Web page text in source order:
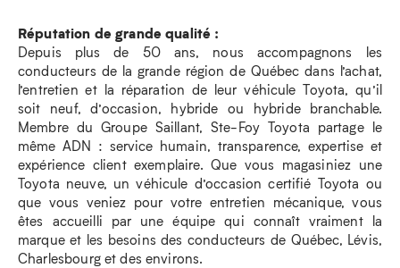
Réputation de grande qualité :
Depuis plus de 50 ans, nous accompagnons les
conducteurs de la grande région de Québec dans l’achat,
l’entretien et la réparation de leur véhicule Toyota, qu’il
soit neuf, d’occasion, hybride ou hybride branchable.
Membre du Groupe Saillant, Ste-Foy Toyota partage le
même ADN : service humain, transparence, expertise et
expérience client exemplaire. Que vous magasiniez une
Toyota neuve, un véhicule d’occasion certifié Toyota ou
que vous veniez pour votre entretien mécanique, vous
êtes accueilli par une équipe qui connaît vraiment la
marque et les besoins des conducteurs de Québec, Lévis,
Charlesbourg et des environs.